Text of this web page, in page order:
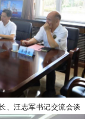
、汪志军书记交流会谈